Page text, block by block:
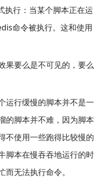
行：当某个脚本正在运
命令被执行。这和使用
果要么是不可见的，要么
运行缓慢的脚本并不是一
的脚本并不难，因为脚本
不使用一些跑得比较慢的
脚本在慢吞吞地运行的时
无法执行命令。